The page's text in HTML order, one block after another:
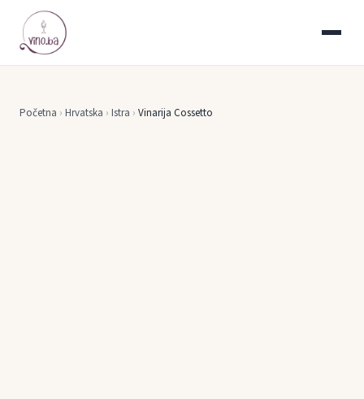
Početna › Hrvatska › Istra › Vinarija Cossetto